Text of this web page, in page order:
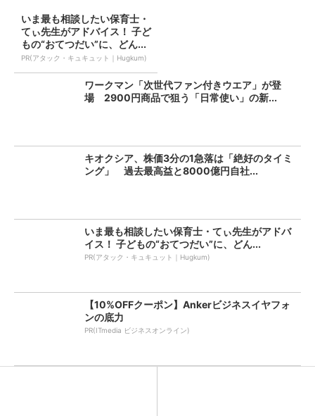
いま最も相談したい保育士・
てぃ先生がアドバイス！ 子ど
もの“おてつだい”に、どん...
PR(アタック・キュキュット｜Hugkum)
ワークマン「次世代ファン付きウエア」が登
場 2900円商品で狙う「日常使い」の新...
キオクシア、株価3分の1急落は「絶好のタイミ
ング」 過去最高益と8000億円自社...
いま最も相談したい保育士・てぃ先生がアドバ
イス！ 子どもの“おてつだい”に、どん...
PR(アタック・キュキュット｜Hugkum)
【10%OFFクーポン】Ankerビジネスイヤフォ
ンの底力
PR(ITmedia ビジネスオンライン)